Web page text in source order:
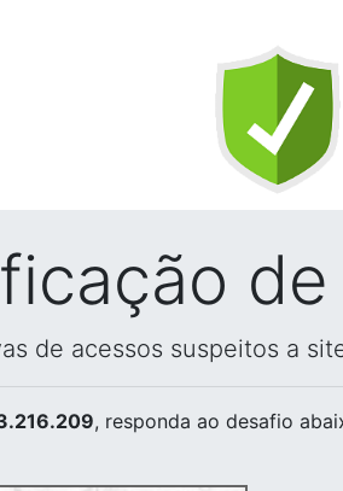
de acessos suspeitos a
, responda ao desafio